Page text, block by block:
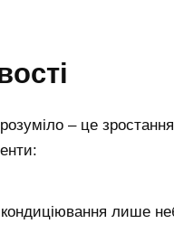
– це
кондиціювання лише